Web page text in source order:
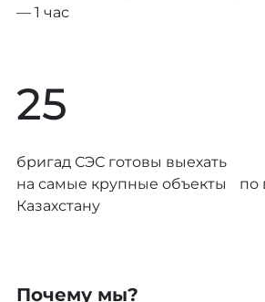
— 1 час
25
бригад СЭС готовы выехать
на самые крупные объекты по
Казахстану
Почему мы?